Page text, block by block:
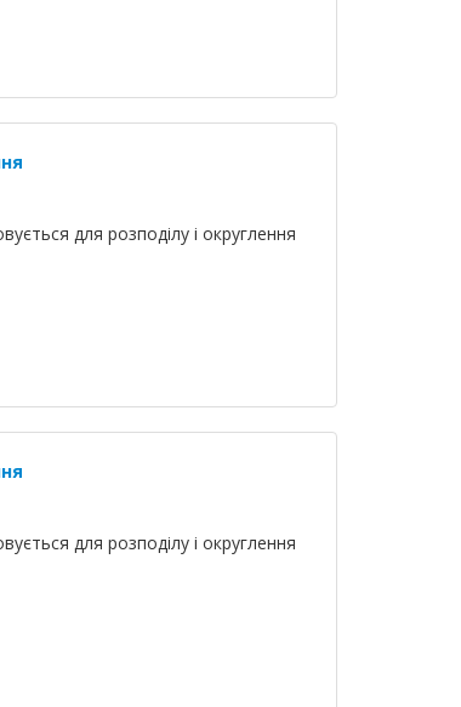
для розподілу і округлення
для розподілу і округлення